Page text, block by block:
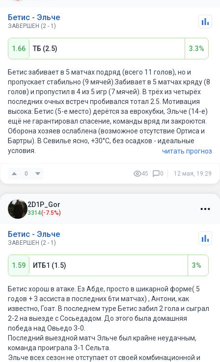
Бетис - Эльче
ЗАВЕРШЕН (2 - 1)
1.66 ТБ (2.5) 3.3%
Бетис забивает в 5 матчах подряд (всего 11 голов), но и
пропускает стабильно (9 мячей).Забивает в 5 матчах кряду (8
голов) и пропустил в 4 из 5 игр (7 мячей). В трёх из четырёх
последних очных встреч пробивался тотал 2.5. Мотивация
высока: Бетис (5-е место) дерётся за еврокубки, Эльче (14-е)
ещё не гарантировал спасение, команды вряд ли закроются.
Оборона хозяев ослаблена (возможное отсутствие Ортиса и
Бартры). В Севилье ясно, +30°C, без осадков - идеальные
условия.
читать прогноз
0 45 0 12 мая, 19:29
2D1P_Gor
3314(-7.5%)
Бетис - Эльче
ЗАВЕРШЕН (2 - 1)
1.59 ИТБ1 (1.5) 3%
Бетис хорош в атаке. Ез Абде, просто в шикарной форме( 5
годов + 3 ассиста в последних 6ти матчах) , Антони, как
известно, Гоат. В последнем туре Бетис забил 2 гола и сыграл
2-2 на выезде с Сосьедадом. До этого была домашняя
победа над Овьедо 3-0.
Последний выездной матч Эльче был крайне неудачным,
команда проиграла 3-1 Сельта.
Эльче всех сезон не отступает от своей комбинационной и